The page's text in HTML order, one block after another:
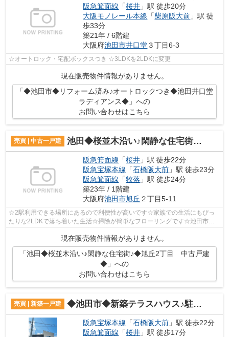
阪急箕面線 「桜井 」駅 徒歩20分
大阪モノレール本線 「柴原阪大前 」駅 徒
歩33分
築21年 / 6階建
大阪府池田市井口堂３丁目6-3
☆オートロック・宅配ボックスつき ☆3LDKを2LDKに変更
現在販売物件情報がありません。
「◆池田市◆リフォーム済み♪オートロックつき◆池田井口堂
ラディアンス◆」への
お問い合わせはこちら
売買 | 中古一戸建 池田◆桜並木沿い♪閑静な住宅街♪◆旭丘2丁目 中古戸建◆
阪急箕面線 「桜井 」駅 徒歩22分
阪急宝塚本線 「石橋阪大前 」駅 徒歩23分
阪急箕面線 「牧落 」駅 徒歩24分
築23年 / 1階建
大阪府池田市旭丘 ２丁目5-11
☆2駅利用できる場所にあるので利便性が高いです☆家族での生活にもぴっ
たりな2LDKで落ち着いた生活☆掃除が簡単なフローリングです☆池田市や
現在販売物件情報がありません。
「池田◆桜並木沿い♪閑静な住宅街♪◆旭丘2丁目 中古戸建
◆」への
お問い合わせはこちら
売買 | 新築一戸建 ◆池田市◆新築テラスハウス♪駐車スペースあり◆プランドール池田市旭丘◆
阪急宝塚本線 「石橋阪大前 」駅 徒歩22分
阪急箕面線 「桜井 」駅 徒歩17分